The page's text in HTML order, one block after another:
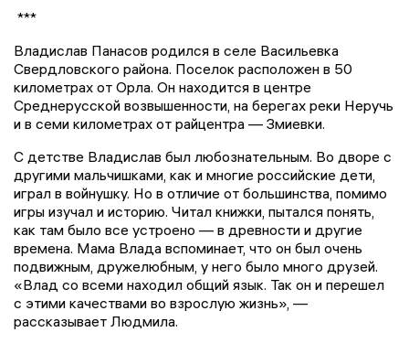
***
Владислав Панасов родился в селе Васильевка
Свердловского района. Поселок расположен в 50
километрах от Орла. Он находится в центре
Среднерусской возвышенности, на берегах реки Неручь
и в семи километрах от райцентра — Змиевки.
С детстве Владислав был любознательным. Во дворе с
другими мальчишками, как и многие российские дети,
играл в войнушку. Но в отличие от большинства, помимо
игры изучал и историю. Читал книжки, пытался понять,
как там было все устроено — в древности и другие
времена. Мама Влада вспоминает, что он был очень
подвижным, дружелюбным, у него было много друзей.
«Влад со всеми находил общий язык. Так он и перешел
с этими качествами во взрослую жизнь», —
рассказывает Людмила.